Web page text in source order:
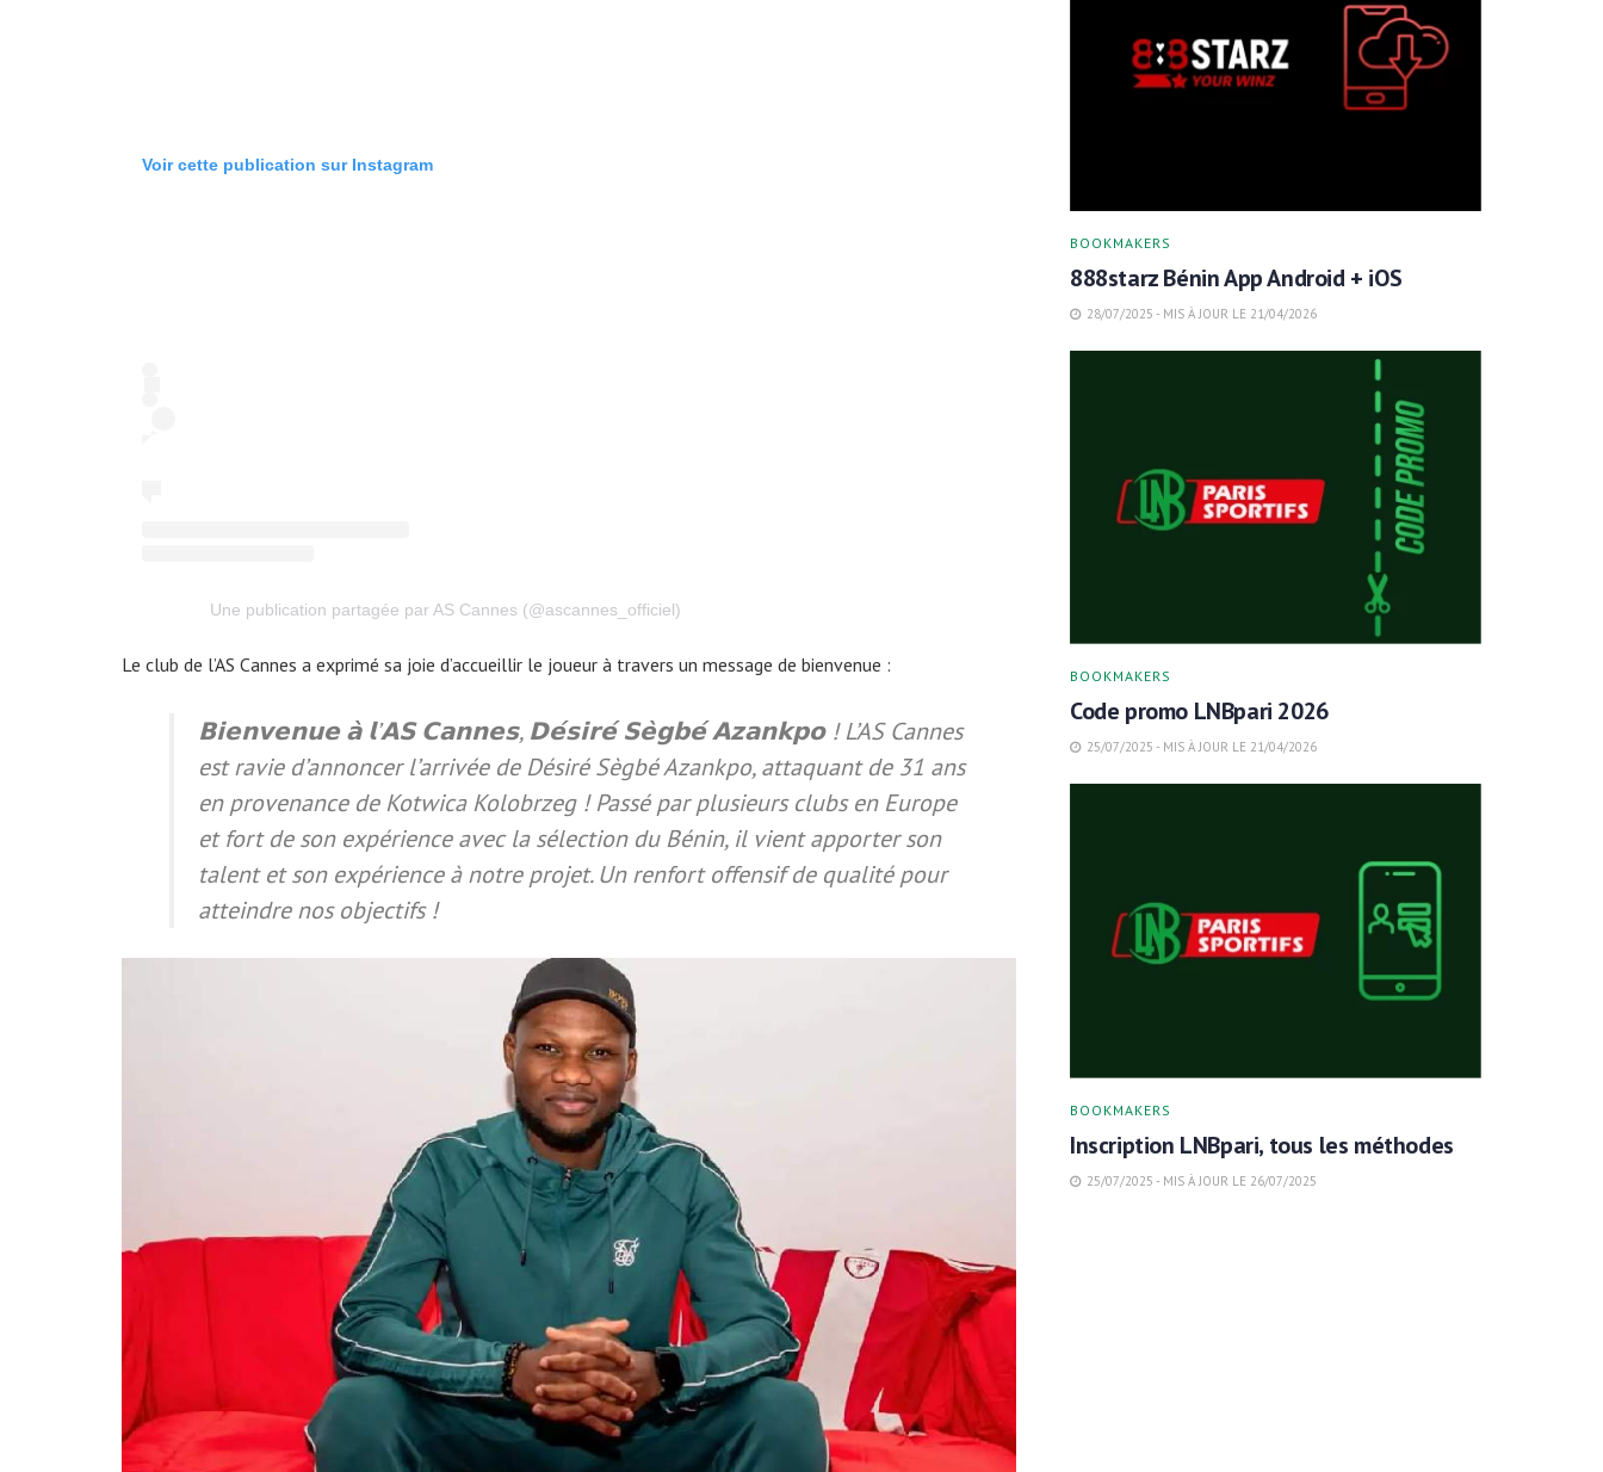
Voir cette publication sur Instagram
Une publication partagée par AS Cannes (@ascannes_officiel)
Le club de l’AS Cannes a exprimé sa joie d’accueillir le joueur à travers un message de bienvenue :
𝗕𝗶𝗲𝗻𝘃𝗲𝗻𝘂𝗲 𝗮̀ 𝗹’𝗔𝗦 𝗖𝗮𝗻𝗻𝗲𝘀, 𝗗𝗲́𝘀𝗶𝗿𝗲́ 𝗦𝗲̀𝗴𝗯𝗲́ 𝗔𝘇𝗮𝗻𝗸𝗽𝗼 ! L’AS Cannes
est ravie d’annoncer l’arrivée de Désiré Sègbé Azankpo, attaquant de 31 ans
en provenance de Kotwica Kolobrzeg ! Passé par plusieurs clubs en Europe
et fort de son expérience avec la sélection du Bénin, il vient apporter son
talent et son expérience à notre projet. Un renfort offensif de qualité pour
atteindre nos objectifs !
BOOKMAKERS
888starz Bénin App Android + iOS
28/07/2025 - MIS À JOUR LE 21/04/2026
BOOKMAKERS
Code promo LNBpari 2026
25/07/2025 - MIS À JOUR LE 21/04/2026
BOOKMAKERS
Inscription LNBpari, tous les méthodes
25/07/2025 - MIS À JOUR LE 26/07/2025